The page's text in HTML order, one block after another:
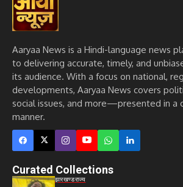
Aaryaa News is a Hindi-language news
to delivering accurate, timely, and
its audience. With a focus on national,
developments, Aaryaa News covers
social issues, and more—presented in a
manner.
Curated Collections
झारखण्डराज्य